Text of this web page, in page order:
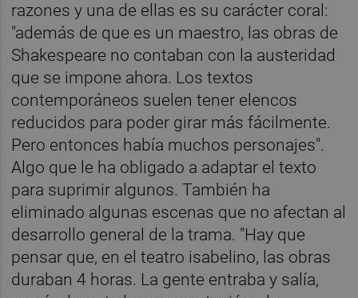
razones y una de ellas es su carácter coral:
"además de que es un maestro, las obras de
Shakespeare no contaban con la austeridad
que se impone ahora. Los textos
contemporáneos suelen tener elencos
reducidos para poder girar más fácilmente.
Pero entonces había muchos personajes".
Algo que le ha obligado a adaptar el texto
para suprimir algunos. También ha
eliminado algunas escenas que no afectan al
desarrollo general de la trama. "Hay que
pensar que, en el teatro isabelino, las obras
duraban 4 horas. La gente entraba y salía,